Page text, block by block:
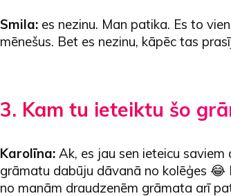
Smila: es nezinu. Man patika. Es to
mēnešus. Bet es nezinu, kāpēc tas
3. Kam tu ieteiktu šo
Karolīna:Ak, es jau sen ieteicu
grāmatu dabūju dāvanā no kolēģes 😂
no manām draudzenēm grāmata arī